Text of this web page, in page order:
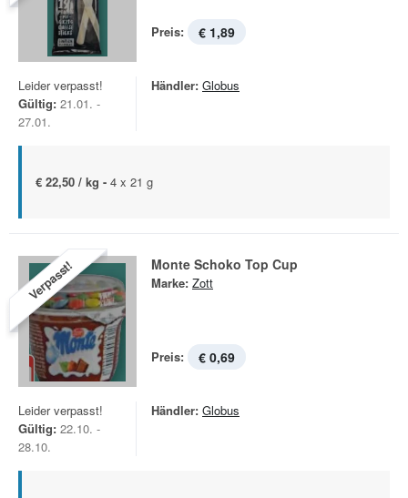
Preis: € 1,89
Leider verpasst!
Gültig: 21.01. -
27.01.
Händler: Globus
€ 22,50 / kg - 4 x 21 g
Verpasst! Monte Schoko Top Cup
Marke: Zott
Preis: € 0,69
Leider verpasst!
Gültig: 22.10. -
28.10.
Händler: Globus